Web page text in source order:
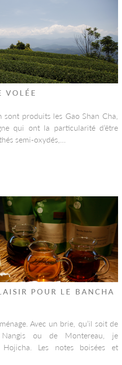
VOLÉE
sont produits les Gao Shan Cha,
qui ont la particularité d’être
semi-oxydés,…
POUR LE BANCHA
Avec un brie, qu’il soit de
ou de Montereau, je
Les notes boisées et